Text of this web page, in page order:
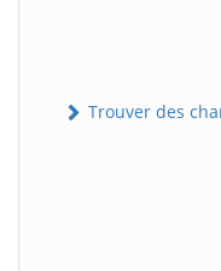
Trouver des